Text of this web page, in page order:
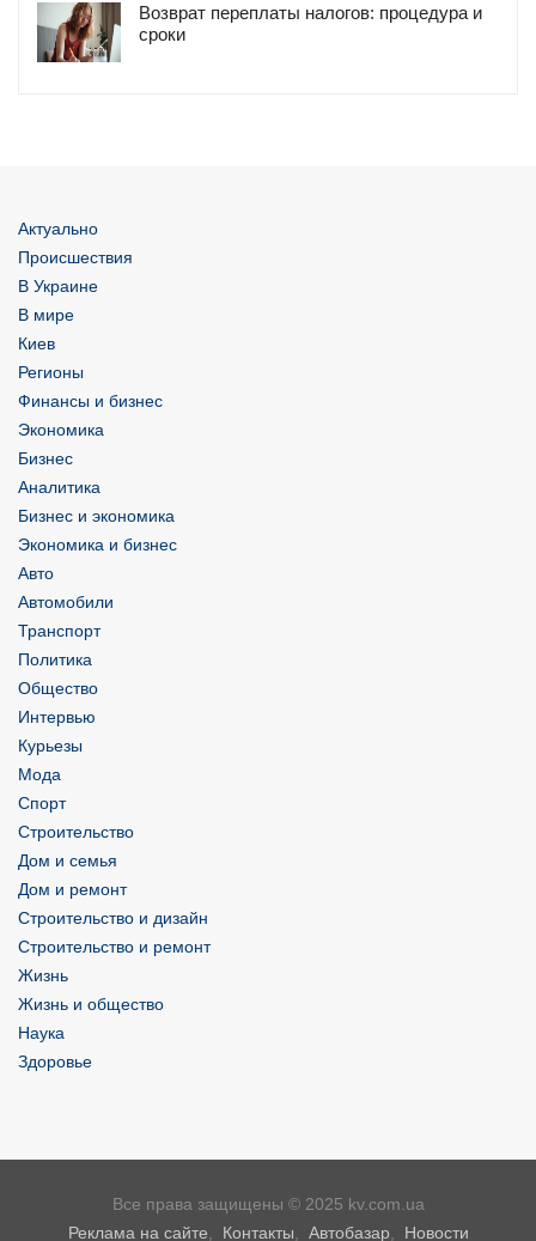
Возврат переплаты налогов: процедура и
сроки
Актуально
Происшествия
В Украине
В мире
Киев
Регионы
Финансы и бизнес
Экономика
Бизнес
Аналитика
Бизнес и экономика
Экономика и бизнес
Авто
Автомобили
Транспорт
Политика
Общество
Интервью
Курьезы
Мода
Спорт
Строительство
Дом и семья
Дом и ремонт
Строительство и дизайн
Строительство и ремонт
Жизнь
Жизнь и общество
Наука
Здоровье
Все права защищены © 2025 kv.com.ua
Реклама на сайте, Контакты, Автобазар, Новости